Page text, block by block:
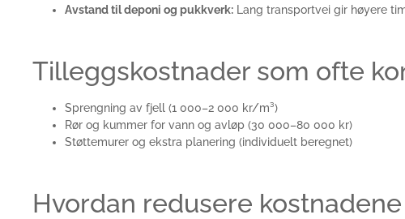
Avstand til deponi og pukkverk: Lang transportvei gir høyere
Tilleggskostnader som ofte
Sprengning av fjell (1 000–2 000 kr/m³)
Rør og kummer for vann og avløp (30 000–80 000 kr)
Støttemurer og ekstra planering (individuelt beregnet)
Hvordan redusere